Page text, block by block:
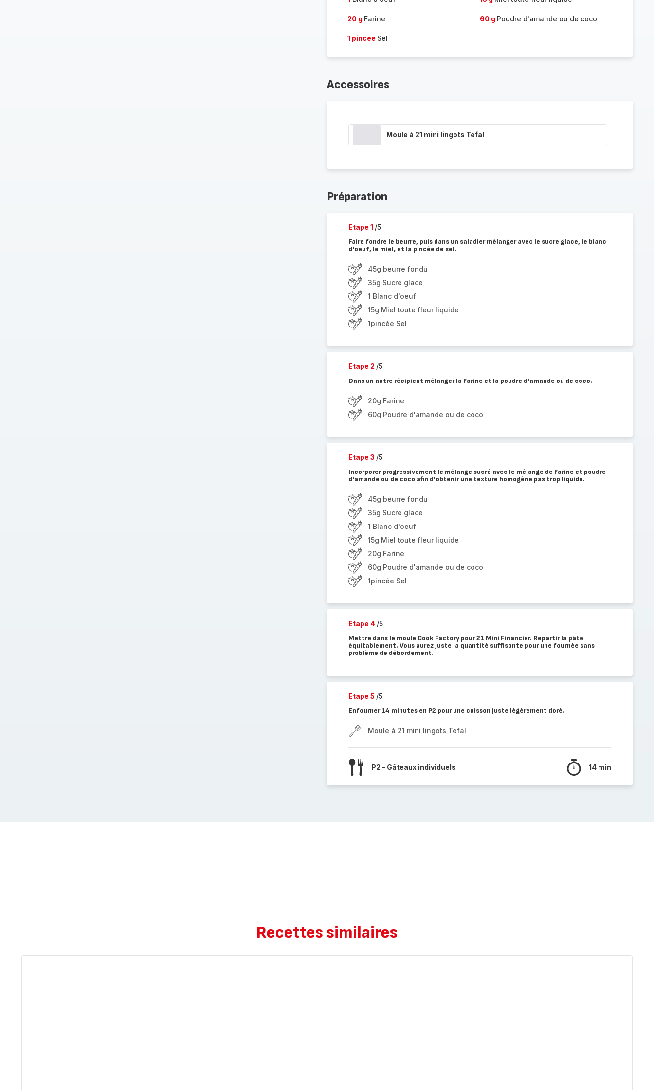
20 g Farine 60 g Poudre d'amande ou de coco
1 pincée Sel
Accessoires
Moule à 21 mini lingots Tefal
Préparation
Etape 1 /5
Faire fondre le beurre, puis dans un saladier mélanger avec le sucre glace, le blanc
d'oeuf, le miel, et la pincée de sel.
45g beurre fondu
35g Sucre glace
1 Blanc d'oeuf
15g Miel toute fleur liquide
1pincée Sel
Etape 2 /5
Dans un autre récipient mélanger la farine et la poudre d'amande ou de coco.
20g Farine
60g Poudre d'amande ou de coco
Etape 3 /5
Incorporer progressivement le mélange sucré avec le mélange de farine et poudre
d'amande ou de coco afin d'obtenir une texture homogène pas trop liquide.
45g beurre fondu
35g Sucre glace
1 Blanc d'oeuf
15g Miel toute fleur liquide
20g Farine
60g Poudre d'amande ou de coco
1pincée Sel
Etape 4 /5
Mettre dans le moule Cook Factory pour 21 Mini Financier. Répartir la pâte
équitablement. Vous aurez juste la quantité suffisante pour une fournée sans
problème de débordement.
Etape 5 /5
Enfourner 14 minutes en P2 pour une cuisson juste légèrement doré.
Moule à 21 mini lingots Tefal
P2 - Gâteaux individuels 14 min
Recettes similaires